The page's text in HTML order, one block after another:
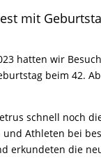
mit
hatten wir
beim 42.
schnell noch
Athleten bei
erkundeten die